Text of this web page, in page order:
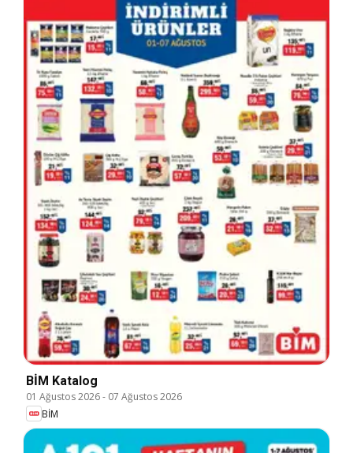
BİM Katalog
01 Ağustos 2026- 07 Ağustos 2026
BİM